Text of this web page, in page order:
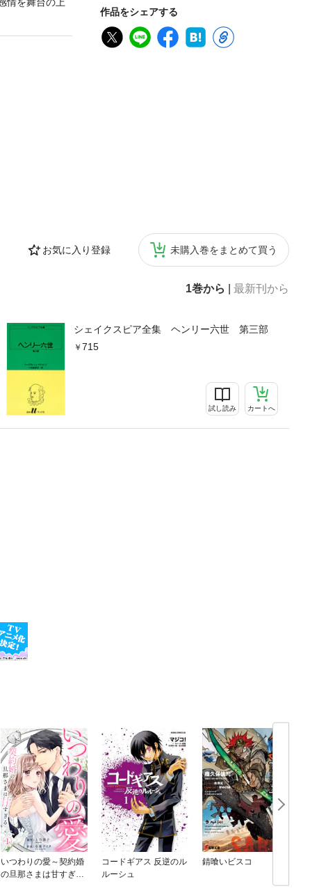
作品をシェアする
お気に入り登録 未購入巻をまとめて買う
1巻から 最新刊から
シェイクスピア全集 ヘンリー六世 第三部
715
試し読み カートへ
いつわりの愛～契約婚
の旦那さまは甘すぎる
コードギアス 反逆のル
ルーシュ
錆喰いビスコ